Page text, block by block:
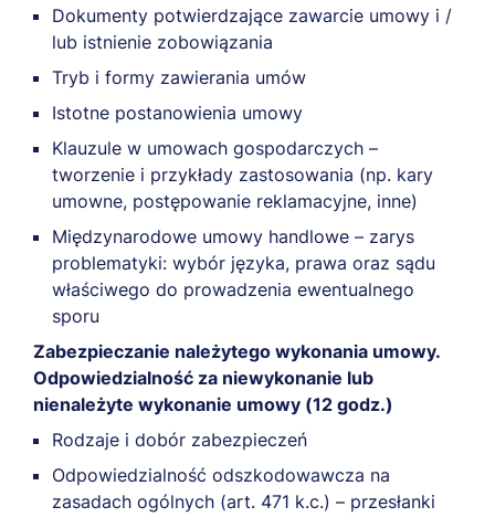
Dokumenty potwierdzające zawarcie umowy i /
lub istnienie zobowiązania
Tryb i formy zawierania umów
Istotne postanowienia umowy
Klauzule w umowach gospodarczych –
tworzenie i przykłady zastosowania (np. kary
umowne, postępowanie reklamacyjne, inne)
Międzynarodowe umowy handlowe – zarys
problematyki: wybór języka, prawa oraz sądu
właściwego do prowadzenia ewentualnego
sporu
Zabezpieczanie należytego wykonania umowy.
Odpowiedzialność za niewykonanie lub
nienależyte wykonanie umowy (12 godz.)
Rodzaje i dobór zabezpieczeń
Odpowiedzialność odszkodowawcza na
zasadach ogólnych (art. 471 k.c.) – przesłanki